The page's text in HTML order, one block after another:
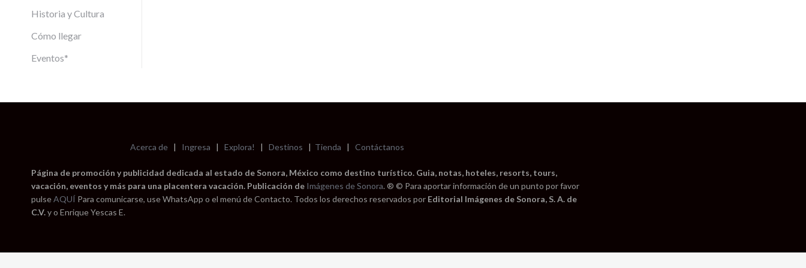
Historia y Cultura
Cómo llegar
Eventos*
Acerca de | Ingresa | Explora! | Destinos | Tienda | Contáctanos
Página de promoción y publicidad dedicada al estado de Sonora, México como destino turístico. Guia, notas, hoteles, resorts, tours,
vacación, eventos y más para una placentera vacación. Publicación de Imágenes de Sonora. ® © Para aportar información de un punto por favor
pulseAQUÍ Para comunicarse, use WhatsApp o el menú de Contacto. Todos los derechos reservados por Editorial Imágenes de Sonora, S. A. de
C.V.y o Enrique Yescas E.